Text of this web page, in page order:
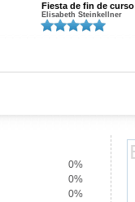
Fiesta de fin de curso
Elisabeth Steinkellner
0%
0%
0%